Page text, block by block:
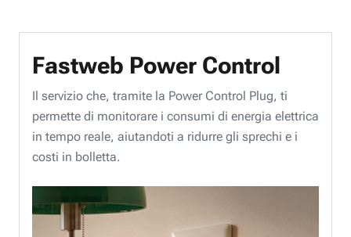
Fastweb Power Control
Il servizio che, tramite la Power Control Plug, ti
permette di monitorare i consumi di energia elettrica
in tempo reale, aiutandoti a ridurre gli sprechi e i
costi in bolletta.